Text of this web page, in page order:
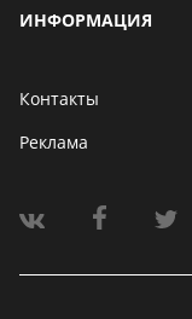
ИНФОРМАЦИЯ
Контакты
Реклама